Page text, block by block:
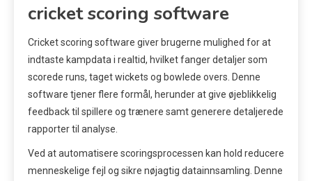
cricket scoring software
Cricket scoring software giver brugerne mulighed for at
indtaste kampdata i realtid, hvilket fanger detaljer som
scorede runs, taget wickets og bowlede overs. Denne
software tjener flere formål, herunder at give øjeblikkelig
feedback til spillere og trænere samt generere detaljerede
rapporter til analyse.
Ved at automatisere scoringsprocessen kan hold reducere
menneskelige fejl og sikre nøjagtig datainnsamling. Denne